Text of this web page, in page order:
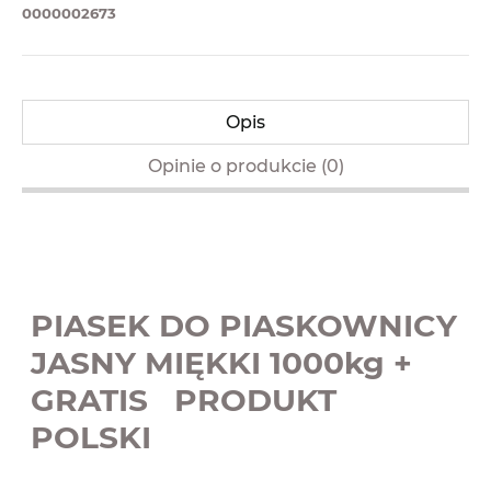
0000002673
Opis
Opinie o produkcie (0)
PIASEK DO PIASKOWNICY
JASNY MIĘKKI 1000kg +
GRATIS PRODUKT
POLSKI